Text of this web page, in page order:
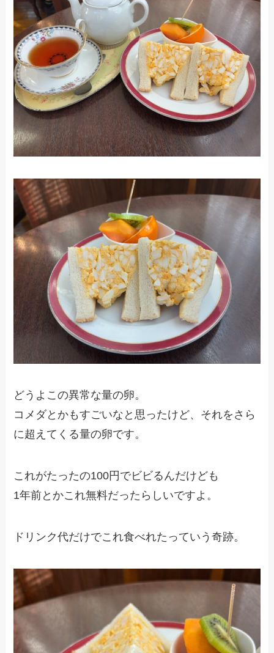
どうよこの異常な量の卵。
コメダとかもすごいなと思ったけど、それをさら
に超えてくる量の卵です。
これがたったの100円でビビるんだけども
1年前とかこれ無料だったらしいですよ。
ドリンク代だけでこれ食べれたっていう奇跡。